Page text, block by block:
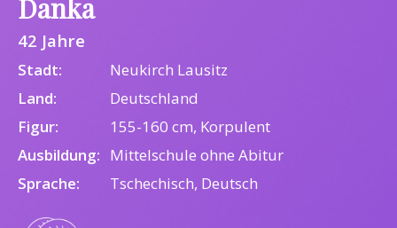
Danka
42 Jahre
Stadt:
Neukirch Lausitz
Land:
Deutschland
Figur:
155-160 cm, Korpulent
Ausbildung: Mittelschule ohne Abitur
Sprache:
Tschechisch, Deutsch